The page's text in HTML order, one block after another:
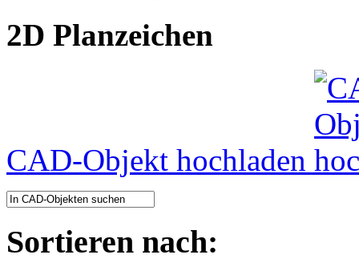
2D Planzeichen
CAD-Objekt hochladen
Sortieren nach: